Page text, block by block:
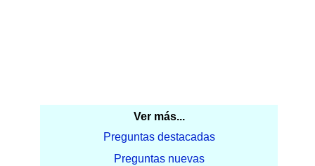
Ver más...
Preguntas destacadas
Preguntas nuevas